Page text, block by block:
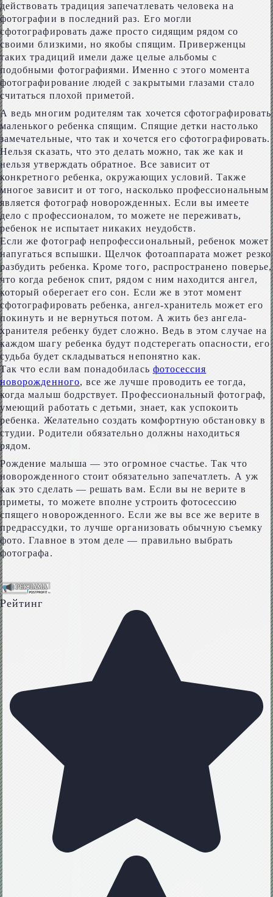
действовать традиция запечатлевать человека на
фотографии в последний раз. Его могли
сфотографировать даже просто сидящим рядом со
своими близкими, но якобы спящим. Приверженцы
таких традиций имели даже целые альбомы с
подобными фотографиями. Именно с этого момента
фотографирование людей с закрытыми глазами стало
считаться плохой приметой.
А ведь многим родителям так хочется сфотографировать
маленького ребенка спящим. Спящие детки настолько
замечательные, что так и хочется его сфотографировать.
Нельзя сказать, что это делать можно, так же как и
нельзя утверждать обратное. Все зависит от
конкретного ребенка, окружающих условий. Также
многое зависит и от того, насколько профессиональным
является фотограф новорожденных. Если вы имеете
дело с профессионалом, то можете не переживать,
ребенок не испытает никаких неудобств.
Если же фотограф непрофессиональный, ребенок может
напугаться вспышки. Щелчок фотоаппарата может резко
разбудить ребенка. Кроме того, распространено поверье,
что когда ребенок спит, рядом с ним находится ангел,
который оберегает его сон. Если же в этот момент
сфотографировать ребенка, ангел-хранитель может его
покинуть и не вернуться потом. А жить без ангела-
хранителя ребенку будет сложно. Ведь в этом случае на
каждом шагу ребенка будут подстерегать опасности, его
судьба будет складываться непонятно как.
Так что если вам понадобилась фотосессия
новорожденного, все же лучше проводить ее тогда,
когда малыш бодрствует. Профессиональный фотограф,
умеющий работать с детьми, знает, как успокоить
ребенка. Желательно создать комфортную обстановку в
студии. Родители обязательно должны находиться
рядом.
Рождение малыша — это огромное счастье. Так что
новорожденного стоит обязательно запечатлеть. А уж
как это сделать — решать вам. Если вы не верите в
приметы, то можете вполне устроить фотосессию
спящего новорожденного. Если же вы все же верите в
предрассудки, то лучше организовать обычную съемку
фото. Главное в этом деле — правильно выбрать
фотографа.
Рейтинг